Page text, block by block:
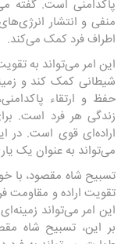
پاکدامنی است. گفته
منفی و انتشار
اطراف فرد کمک می‌کند.
این امر می‌تواند به
شیطانی کمک کند و
حفظ و ارتقاء
زندگی هر فرد است.
اراده‌ای قوی است. در
می‌تواند به عنوان یک
تسبیح شاه مقصود، با
تقویت اراده و مقاومت
این امر می‌تواند
بر این، تسبیح شاه